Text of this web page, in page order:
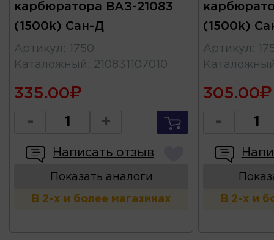
карбюратора ВАЗ-21083
(1500k) Сан-Д
Артикул :
1750
Каталожный : 210831107010
335.00
- +
Написать отзыв
Показать аналоги
В 2-х и более магазинах
(1500k)
Артикул :
305.00
-
В 2-х и